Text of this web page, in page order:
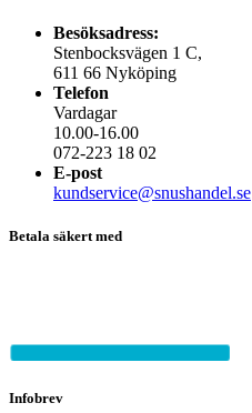
Besöksadress:
Stenbocksvägen 1 C,
611 66 Nyköping
Telefon
Vardagar
10.00-16.00
072-223 18 02
E-post
kundservice@snushandel.se
Betala säkert med
Infobrev